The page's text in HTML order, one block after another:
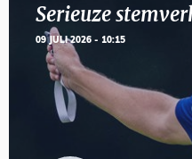
Serieuze
09 JULI 2026 - 10:15